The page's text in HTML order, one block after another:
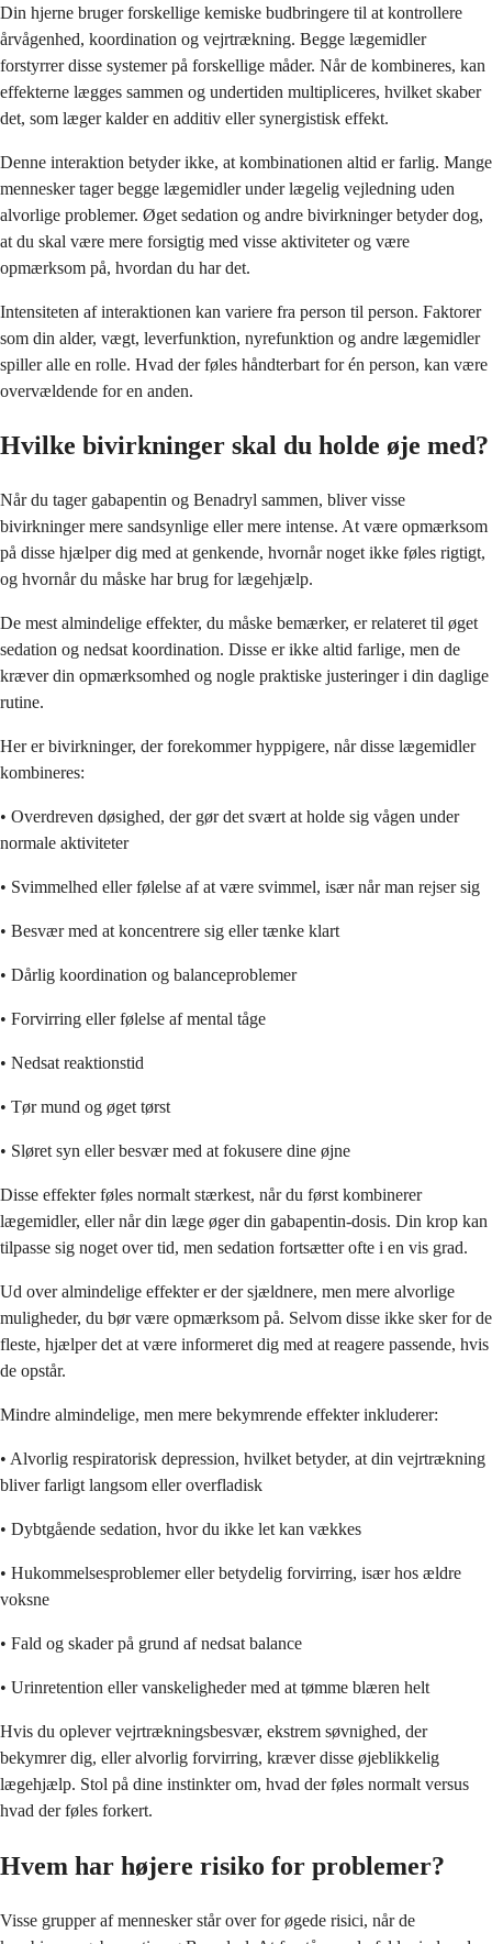
Din hjerne bruger forskellige kemiske budbringere til at kontrollere
årvågenhed, koordination og vejrtrækning. Begge lægemidler
forstyrrer disse systemer på forskellige måder. Når de kombineres, kan
effekterne lægges sammen og undertiden multipliceres, hvilket skaber
det, som læger kalder en additiv eller synergistisk effekt.
Denne interaktion betyder ikke, at kombinationen altid er farlig. Mange
mennesker tager begge lægemidler under lægelig vejledning uden
alvorlige problemer. Øget sedation og andre bivirkninger betyder dog,
at du skal være mere forsigtig med visse aktiviteter og være
opmærksom på, hvordan du har det.
Intensiteten af interaktionen kan variere fra person til person. Faktorer
som din alder, vægt, leverfunktion, nyrefunktion og andre lægemidler
spiller alle en rolle. Hvad der føles håndterbart for én person, kan være
overvældende for en anden.
Hvilke bivirkninger skal du holde øje med?
Når du tager gabapentin og Benadryl sammen, bliver visse
bivirkninger mere sandsynlige eller mere intense. At være opmærksom
på disse hjælper dig med at genkende, hvornår noget ikke føles rigtigt,
og hvornår du måske har brug for lægehjælp.
De mest almindelige effekter, du måske bemærker, er relateret til øget
sedation og nedsat koordination. Disse er ikke altid farlige, men de
kræver din opmærksomhed og nogle praktiske justeringer i din daglige
rutine.
Her er bivirkninger, der forekommer hyppigere, når disse lægemidler
kombineres:
• Overdreven døsighed, der gør det svært at holde sig vågen under
normale aktiviteter
• Svimmelhed eller følelse af at være svimmel, især når man rejser sig
• Besvær med at koncentrere sig eller tænke klart
• Dårlig koordination og balanceproblemer
• Forvirring eller følelse af mental tåge
• Nedsat reaktionstid
• Tør mund og øget tørst
• Sløret syn eller besvær med at fokusere dine øjne
Disse effekter føles normalt stærkest, når du først kombinerer
lægemidler, eller når din læge øger din gabapentin-dosis. Din krop kan
tilpasse sig noget over tid, men sedation fortsætter ofte i en vis grad.
Ud over almindelige effekter er der sjældnere, men mere alvorlige
muligheder, du bør være opmærksom på. Selvom disse ikke sker for de
fleste, hjælper det at være informeret dig med at reagere passende, hvis
de opstår.
Mindre almindelige, men mere bekymrende effekter inkluderer:
• Alvorlig respiratorisk depression, hvilket betyder, at din vejrtrækning
bliver farligt langsom eller overfladisk
• Dybtgående sedation, hvor du ikke let kan vækkes
• Hukommelsesproblemer eller betydelig forvirring, især hos ældre
voksne
• Fald og skader på grund af nedsat balance
• Urinretention eller vanskeligheder med at tømme blæren helt
Hvis du oplever vejrtrækningsbesvær, ekstrem søvnighed, der
bekymrer dig, eller alvorlig forvirring, kræver disse øjeblikkelig
lægehjælp. Stol på dine instinkter om, hvad der føles normalt versus
hvad der føles forkert.
Hvem har højere risiko for problemer?
Visse grupper af mennesker står over for øgede risici, når de